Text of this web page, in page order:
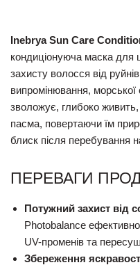
Inebrya Sun Care
кондиціонуюча маска для
захисту волосся від
випромінювання, морської
зволожує, глибоко
пасма, повертаючи їм
блиск після перебування
ПЕРЕВАГИ
Потужний захист від
Photobalance
UV-променів та
Збереження